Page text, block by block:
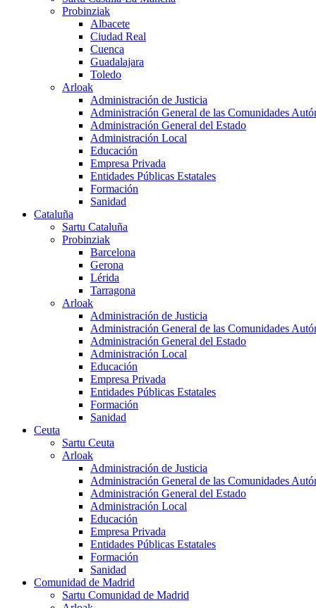
Probinziak
Albacete
Ciudad Real
Cuenca
Guadalajara
Toledo
Arloak
Administración de Justicia
Administración General de las Comunidades
Administración General del Estado
Administración Local
Educación
Empresa Privada
Entidades Públicas Estatales
Formación
Sanidad
Cataluña
Sartu Cataluña
Probinziak
Barcelona
Gerona
Lérida
Tarragona
Arloak
Administración de Justicia
Administración General de las Comunidades
Administración General del Estado
Administración Local
Educación
Empresa Privada
Entidades Públicas Estatales
Formación
Sanidad
Ceuta
Sartu Ceuta
Arloak
Administración de Justicia
Administración General de las Comunidades
Administración General del Estado
Administración Local
Educación
Empresa Privada
Entidades Públicas Estatales
Formación
Sanidad
Comunidad de Madrid
Sartu Comunidad de Madrid